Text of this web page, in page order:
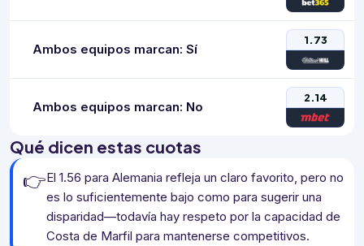
Ambos equipos marcan: Sí
1.73
Ambos equipos marcan: No
2.14
Qué dicen estas cuotas
👉El 1.56 para Alemania refleja un claro favorito, pero no
es lo suficientemente bajo como para sugerir una
disparidad—todavía hay respeto por la capacidad de
Costa de Marfil para mantenerse competitivos.